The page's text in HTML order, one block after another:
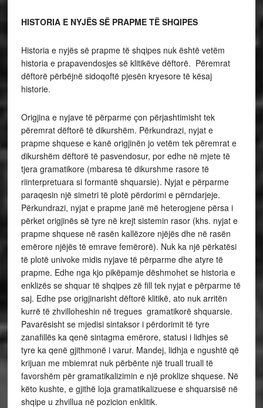
HISTORIA E NYJËS SË PRAPME TË SHQIPES
Historia e nyjës së prapme të shqipes nuk është vetëm
historia e prapavendosjes së klitikëve dëftorë. Përemrat
dëftorë përbëjnë sidoqoftë pjesën kryesore të kësaj
historie.
Origjina e nyjave të përparme çon përjashtimisht tek
përemrat dëftorë të dikurshëm. Përkundrazi, nyjat e
prapme shquese e kanë origjinën jo vetëm tek përemrat e
dikurshëm dëftorë të pasvendosur, por edhe në mjete të
tjera gramatikore (mbaresa të dikurshme rasore të
riinterpretuara si formantë shquarsie). Nyjat e përparme
paraqesin një simetri të plotë përdorimi e përndarjeje.
Përkundrazi, nyjat e prapme janë më heterogjene përsa i
përket origjinës së tyre në krejt sistemin rasor (khs. nyjat e
prapme shquese në rasën kallëzore njëjës dhe në rasën
emërore njëjës të emrave femërorë). Nuk ka një përkatësi
të plotë univoke midis nyjave të përparme dhe atyre të
prapme. Edhe nga kjo pikëpamje dëshmohet se historia e
enklizës se shquar të shqipes zë fill tek nyjat e përparme të
saj. Edhe pse origjinarisht dëftorë klitikë, ato nuk arritën
kurrë të zhvilloheshin në tregues gramatikorë shquarsie.
Pavarësisht se mjedisi sintaksor i përdorimit të tyre
zanafillës ka qenë sintagma emërore, statusi i lidhjes së
tyre ka qenë gjithmonë i varur. Mandej, lidhja e ngushtë që
krijuan me mbiemrat nuk përbënte një truall truall të
favorshëm për gramatikalizimin e një proklize shquese. Në
këto kushte, e gjithë loja gramatikalizuese e shquarsisë në
shqipe u zhvillua në pozicion enklitik.